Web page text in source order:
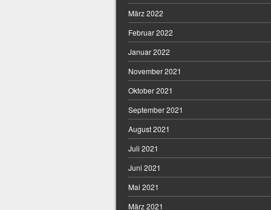
März 2022
Februar 2022
Januar 2022
November 2021
Oktober 2021
September 2021
August 2021
Juli 2021
Juni 2021
Mai 2021
März 2021